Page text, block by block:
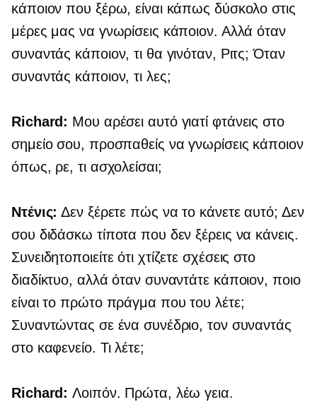
κάποιον που ξέρω, είναι κάπως δύσκολο στις
μέρες μας να γνωρίσεις κάποιον. Αλλά όταν
συναντάς κάποιον, τι θα γινόταν, Ριτς; Όταν
συναντάς κάποιον, τι λες;
Richard: Μου αρέσει αυτό γιατί φτάνεις στο
σημείο σου, προσπαθείς να γνωρίσεις κάποιον
όπως, ρε, τι ασχολείσαι;
Ντένις: Δεν ξέρετε πώς να το κάνετε αυτό; Δεν
σου διδάσκω τίποτα που δεν ξέρεις να κάνεις.
Συνειδητοποιείτε ότι χτίζετε σχέσεις στο
διαδίκτυο, αλλά όταν συναντάτε κάποιον, ποιο
είναι το πρώτο πράγμα που του λέτε;
Συναντώντας σε ένα συνέδριο, τον συναντάς
στο καφενείο. Τι λέτε;
Richard: Λοιπόν. Πρώτα, λέω γεια.